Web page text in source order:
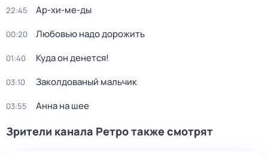
22:45 Ар-хи-ме-ды
00:20 Любовью надо дорожить
01:40 Куда он денется!
03:10 Заколдованый мальчик
03:55 Анна на шее
Зрители канала Ретро также смотрят